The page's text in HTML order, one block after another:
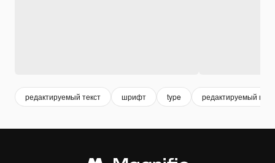
редактируемый текст шрифт type редактируемый